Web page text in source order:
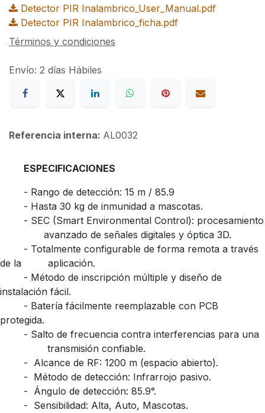
Detector PIR Inalambrico_User_Manual.pdf
Detector PIR Inalambrico_ficha.pdf
Términos y condiciones
Envío: 2 días Hábiles
Referencia interna: AL0032
​ESPECIFICACIONES
​- Rango de detección: 15 m / 85.9
​- Hasta 30 kg de inmunidad a mascotas.
​- SEC (Smart Environmental Control): procesamiento
​avanzado de señales digitales y óptica 3D.
​- Totalmente configurable de forma remota a través
de la
​aplicación.
​- Método de inscripción múltiple y diseño de
instalación fácil.
​- Batería fácilmente reemplazable con PCB
protegida.
​- Salto de frecuencia contra interferencias para una
​transmisión confiable.
​- Alcance de RF: 1200 m (espacio abierto).
​- Método de detección: Infrarrojo pasivo.
​- Ángulo de detección: 85.9°.
​- Sensibilidad: Alta, Auto, Mascotas.